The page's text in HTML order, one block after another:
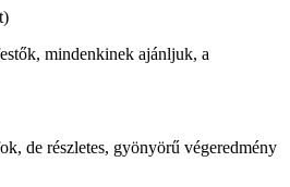
mindenkinek ajánljuk, a
de részletes, gyönyörű végeredmény